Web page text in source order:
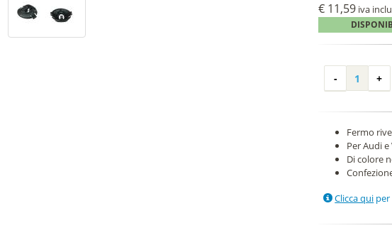
€ 11,59 iva
Fermo
Per Audi
Di colore
Clicca qui